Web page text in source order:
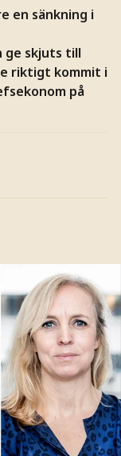
en sänkning i
ge skjuts till
riktigt kommit i
på